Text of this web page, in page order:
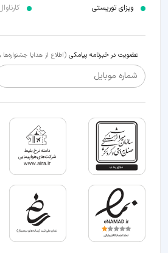
ویزای توریستی
عضویت در خبرنامه پیامکی (اطلاع از هدایا
شماره موبایل